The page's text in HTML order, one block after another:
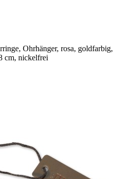
Ohrhänger, rosa, goldfarbig,
cm, nickelfrei